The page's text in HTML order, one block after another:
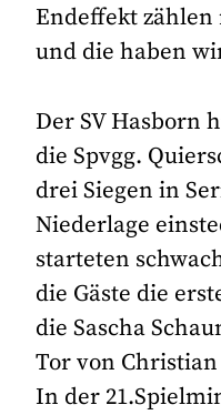
Endeffekt
und die haben
Der SV Hasborn
die Spvgg.
drei Siegen in
Niederlage
starteten
die Gäste die
die Sascha
Tor von
In der